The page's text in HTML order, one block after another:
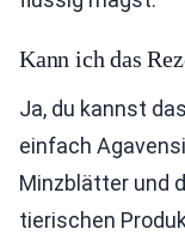
Kann ich das
Ja, du kannst
einfach
Minzblätter und
tierischen